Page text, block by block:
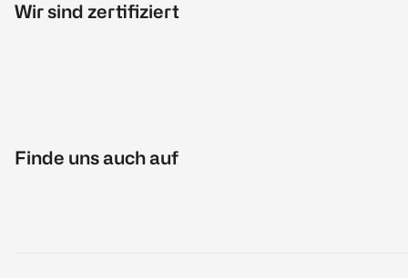
Wir sind zertifiziert
Finde uns auch auf